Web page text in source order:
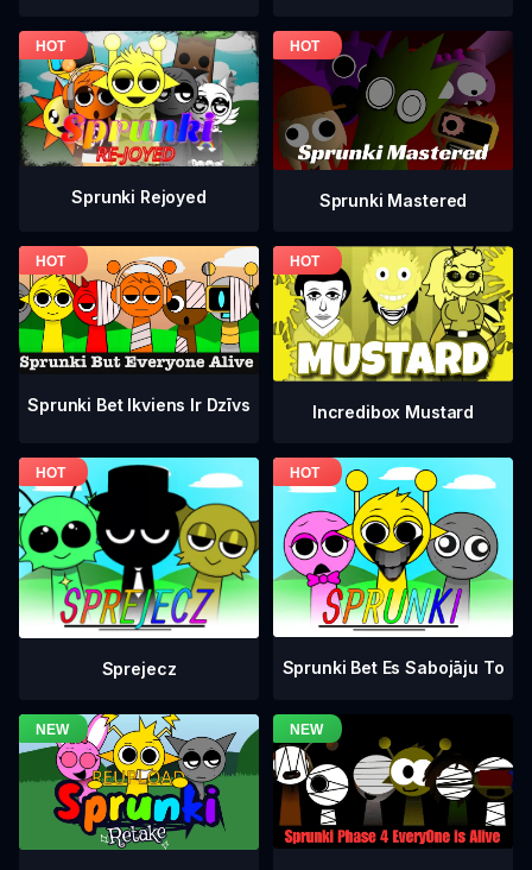
Sprunki Rejoyed Sprunki Mastered
Sprunki Bet Ikviens Ir Dzīvs Incredibox Mustard
Sprejecz Sprunki Bet Es Sabojāju To